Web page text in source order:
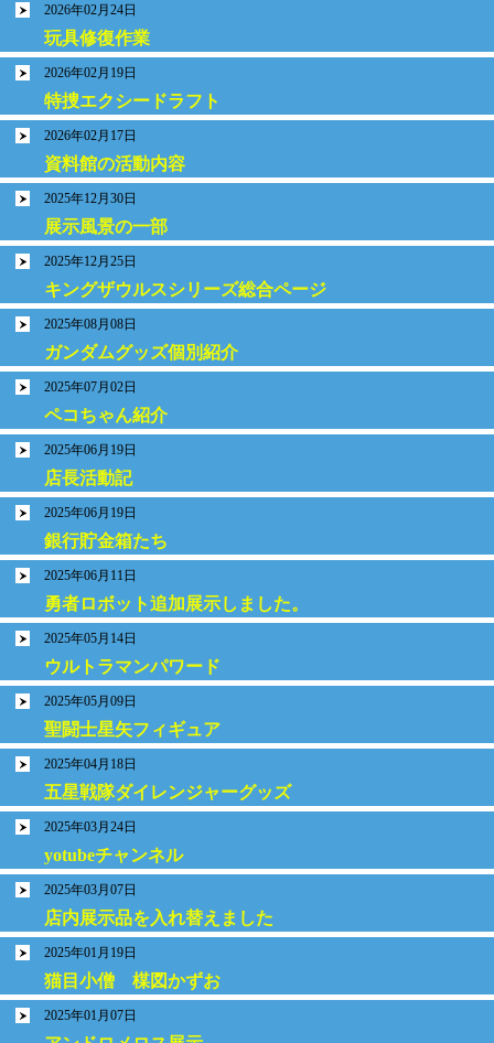
2026年02月24日
玩具修復作業
2026年02月19日
特捜エクシードラフト
2026年02月17日
資料館の活動内容
2025年12月30日
展示風景の一部
2025年12月25日
キングザウルスシリーズ総合ページ
2025年08月08日
ガンダムグッズ個別紹介
2025年07月02日
ペコちゃん紹介
2025年06月19日
店長活動記
2025年06月19日
銀行貯金箱たち
2025年06月11日
勇者ロボット追加展示しました。
2025年05月14日
ウルトラマンパワード
2025年05月09日
聖闘士星矢フィギュア
2025年04月18日
五星戦隊ダイレンジャーグッズ
2025年03月24日
yotubeチャンネル
2025年03月07日
店内展示品を入れ替えました
2025年01月19日
猫目小僧 楳図かずお
2025年01月07日